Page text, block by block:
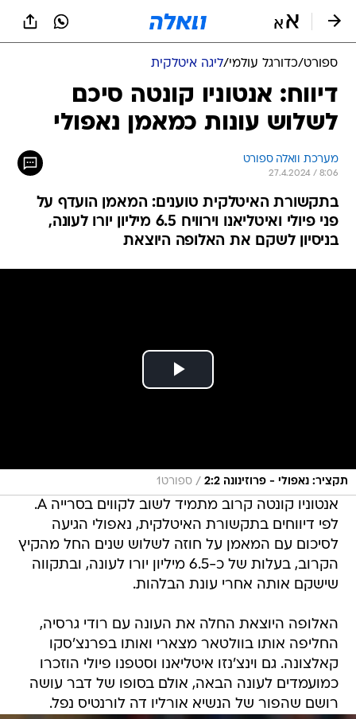
ספורט/כדורגל עולמי/ליגה איטלקית
דיווח: אנטוניו קונטה סיכם
לשלוש עונות כמאמן נאפולי
מערכת וואלה ספורט
27.4.2024 / 8:06
בתקשורת האיטלקית טוענים: המאמן הועדף על
פני פיולי ואיטליאנו וירוויח 6.5 מיליון יורו לעונה,
בניסיון לשקם את האלופה היוצאת
תקציר: נאפולי - פרוזינונה 2:2 / ספורט1
אנטוניו קונטה קרוב מתמיד לשוב לקווים בסרייה A.
לפי דיווחים בתקשורת האיטלקית, נאפולי הגיעה
לסיכום עם המאמן על חוזה לשלוש שנים החל מהקיץ
הקרוב, בעלות של כ-6.5 מיליון יורו לעונה, ובתקווה
שישקם אותה אחרי עונת הבלהות.
האלופה היוצאת החלה את העונה עם רודי גרסיה,
החליפה אותו בוולטאר מצארי ואותו בפרנצ'סקו
קאלצונה. גם וינצ'נזו איטליאנו וסטפנו פיולי הוזכרו
כמועמדים לעונה הבאה, אולם בסופו של דבר עושה
רושם שהפור של הנשיא אורליו דה לורנטיס נפל.